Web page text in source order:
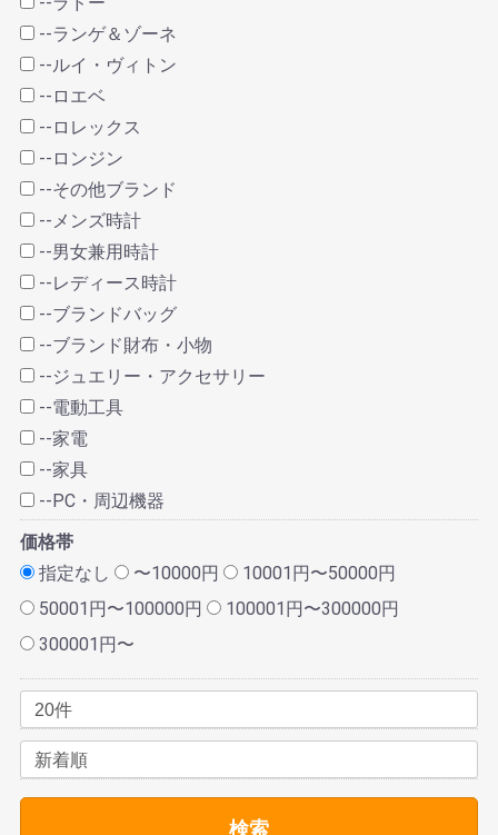
--ランゲ＆ゾーネ
--ルイ・ヴィトン
--ロエベ
--ロレックス
--ロンジン
--その他ブランド
--メンズ時計
--男女兼用時計
--レディース時計
--ブランドバッグ
--ブランド財布・小物
--ジュエリー・アクセサリー
--電動工具
--家電
--家具
--PC・周辺機器
価格帯
指定なし
〜10000円
10001円〜50000円
50001円〜100000円
100001円〜300000円
300001円〜
検索